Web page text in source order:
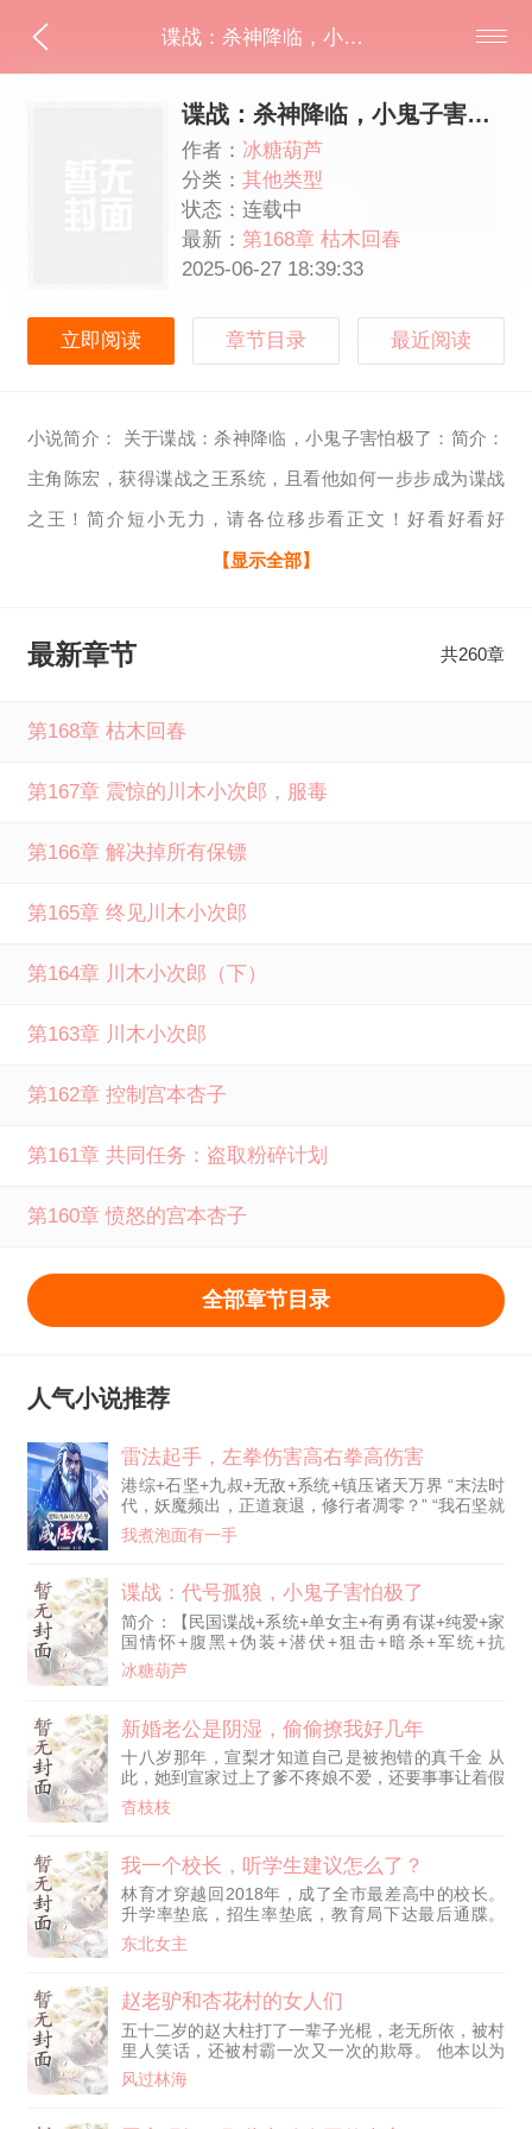
谍战：杀神降临，小鬼子害怕极了最新章节
谍战：杀神降临，小鬼子害怕极了最新章节
作者： 冰糖葫芦
分类：其他类型
状态：连载中
最新： 第168章 枯木回春
2025-06-27 18:39:33
立即阅读 章节目录 最近阅读
小说简介： 关于谍战：杀神降临，小鬼子害怕极了：简介：
主角陈宏，获得谍战之王系统，且看他如何一步步成为谍战
之王！简介短小无力，请各位移步看正文！好看好看好
看！！ 谍战：杀神降临，小鬼子害怕极了最新章节全文免费
害怕极了最新章节冰糖葫芦最新章节，请分享给您的好友一
【显示全部】
最新章节 共260章
第168章 枯木回春
第167章 震惊的川木小次郎，服毒
第166章 解决掉所有保镖
第165章 终见川木小次郎
第164章 川木小次郎（下）
第163章 川木小次郎
第162章 控制宫本杏子
第161章 共同任务：盗取粉碎计划
第160章 愤怒的宫本杏子
全部章节目录
人气小说推荐
雷法起手，左拳伤害高右拳高伤害
港综+石坚+九叔+无敌+系统+镇压诸天万界 “末法时
代，妖魔频出，正道衰退，修行者凋零？” “我石坚就
是法！我石坚就是道！” “天灵灵，地灵灵，五雷真君
速显形。” “东方青木化雷精，震木之威破邪冥。” “南
影，锐雷利箭斩妖星。” “北方黑水聚雷劲，寒雷滚滚
荡鬼庭。” “中央厚土孕雷灵，镇雷稳岳护苍生。” “五
方五雷聚吾命，掌心凝聚神雷劲。” “五雷天师传吾
令，天地风火震雷听。” “赵马温康四帅行，闪电娘娘
助雷霆。” “诛恶惩奸不留情，背信之人遭雷刑。” “力
定太平。” 五鬼魔胎屠杀小镇，不死不灭？天雷降
世，劈他个灰飞烟灭！ 黄山村楚人美大开杀戒？天
雷降世，劈她个灰飞烟灭！ 修道之人化作隐身僵
尸？天雷降世，劈他个灰飞烟灭！ 人魔出世吸人脑
髓？天雷降世，劈他个灰飞烟灭！ “我自双拳平诸天
我煮泡面有一手
谍战：代号孤狼，小鬼子害怕极了
简介：【民国谍战+系统+单女主+有勇有谋+纯爱+家
国情怀+腹黑+伪装+潜伏+狙击+暗杀+军统+抗
日……】 主角林川穿越异世界，来到了1940年的龙
国上海，此刻正是全国抗日最激烈的时期，前线战场
护每一寸土地。 而林川穿越后方上海，从一个地痞
流氓开始，加入军统，成为一名让小鬼子、汉奸闻风
丧胆的特工。
冰糖葫芦
新婚老公是阴湿，偷偷撩我好几年
十八岁那年，宣梨才知道自己是被抱错的真千金 从
此，她到宣家过上了爹不疼娘不爱，还要事事让着假
千金的窝囊日子 就连手机里，也总是有个变态欺负
她，给她发骚扰信息 【宝宝，选我好不好？】 【宝
此事告知自己的男友，怕他误会 可却在阴差阳错之
下听到了男友和一众朋友将她当做小团体群内的笑
料！ 她心灰意冷，不再相信所谓的真心，为了金钱
嫁给了一个残废 本以为婚后和守活
杳枝枝
我一个校长，听学生建议怎么了？
林育才穿越回2018年，成了全市最差高中的校长。
升学率垫底，招生率垫底，教育局下达最后通牒。
再招不到生，立刻关停！ 绝望之际，林育才激活
【神级听劝系统】，只要听取学生的建议并完成，就
设下“校长信箱”，全校画风从此彻底带偏。 差生恶作
剧：“校长，食堂猪食狗都不吃，有种你请五星级大
厨来！” 林育才：“安排！” 【叮！奖励神级厨艺光环
+百万餐饮基金！】
东北女主
赵老驴和杏花村的女人们
五十二岁的赵大柱打了一辈子光棍，老无所依，被村
里人笑话，还被村霸一次又一次的欺辱。 他本以为
自己这辈子就这样了，却意外获得神秘传承，习得无
双医术，从此走上开挂般的人生！ 拿了他的，都得
风过林海